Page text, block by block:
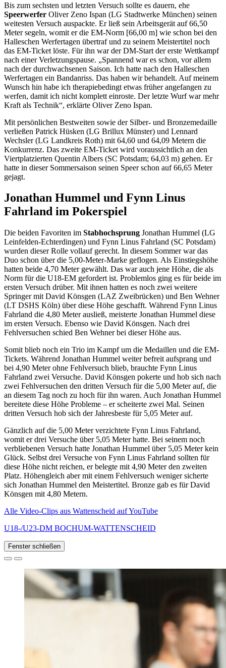
Bis zum sechsten und letzten Versuch sollte es dauern, ehe
Speerwerfer Oliver Zeno Ispan (LG Stadtwerke München) seinen
weitesten Versuch auspackte. Er ließ sein Arbeitsgerät auf 66,50
Meter segeln, womit er die EM-Norm [66,00 m] wie schon bei den
Halleschen Werfertagen übertraf und zu seinem Meistertitel noch
das EM-Ticket löste. Für ihn war der DM-Start der erste Wettkampf
nach einer Verletzungspause. „Spannend war es schon, vor allem
nach der durchwachsenen Saison. Ich hatte nach den Halleschen
Werfertagen ein Bandanriss. Das haben wir behandelt. Auf meinem
Wunsch hin habe ich therapiebedingt etwas früher angefangen zu
werfen, damit ich nicht komplett einroste. Der letzte Wurf war mehr
Kraft als Technik“, erklärte Oliver Zeno Ispan.
Mit persönlichen Bestweiten sowie der Silber- und Bronzemedaille
verließen Patrick Hüsken (LG Brillux Münster) und Lennard
Wechsler (LG Landkreis Roth) mit 64,60 und 64,09 Metern die
Konkurrenz. Das zweite EM-Ticket wird voraussichtlich an den
Viertplatzierten Quentin Albers (SC Potsdam; 64,03 m) gehen. Er
hatte in dieser Sommersaison seinen Speer schon auf 66,65 Meter
gejagt.
Jonathan Hummel und Fynn Linus
Fahrland im Pokerspiel
Die beiden Favoriten im Stabhochsprung Jonathan Hummel (LG
Leinfelden-Echterdingen) und Fynn Linus Fahrland (SC Potsdam)
wurden dieser Rolle vollauf gerecht. In diesem Sommer war das
Duo schon über die 5,00-Meter-Marke geflogen. Als Einstiegshöhe
hatten beide 4,70 Meter gewählt. Das war auch jene Höhe, die als
Norm für die U18-EM gefordert ist. Problemlos ging es für beide im
ersten Versuch drüber. Mit ihnen hatten es noch zwei weitere
Springer mit David Könsgen (LAZ Zweibrücken) und Ben Wehner
(LT DSHS Köln) über diese Höhe geschafft. Während Fynn Linus
Fahrland die 4,80 Meter ausließ, meisterte Jonathan Hummel diese
im ersten Versuch. Ebenso wie David Könsgen. Nach drei
Fehlversuchen schied Ben Wehner bei dieser Höhe aus.
Somit blieb noch ein Trio im Kampf um die Medaillen und die EM-
Tickets. Während Jonathan Hummel weiter befreit aufsprang und
bei 4,90 Meter ohne Fehlversuch blieb, brauchte Fynn Linus
Fahrland zwei Versuche. David Könsgen pokerte und hob sich nach
zwei Fehlversuchen den dritten Versuch für die 5,00 Meter auf, die
an diesem Tag noch zu hoch für ihn waren. Auch Jonathan Hummel
bereitete diese Höhe Probleme – er scheiterte zwei Mal. Seinen
dritten Versuch hob sich der Jahresbeste für 5,05 Meter auf.
Gänzlich auf die 5,00 Meter verzichtete Fynn Linus Fahrland,
womit er drei Versuche über 5,05 Meter hatte. Bei seinem noch
verbliebenen Versuch hatte Jonathan Hummel über 5,05 Meter kein
Glück. Selbst drei Versuche von Fynn Linus Fahrland sollten für
diese Höhe nicht reichen, er belegte mit 4,90 Meter den zweiten
Platz. Höhengleich aber mit einem Fehlversuch weniger sicherte
sich Jonathan Hummel den Meistertitel. Bronze gab es für David
Könsgen mit 4,80 Metern.
Alle Video-Clips aus Wattenscheid auf YouTube
U18-/U23-DM BOCHUM-WATTENSCHEID
Fenster schließen